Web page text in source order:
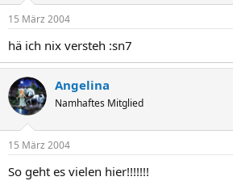
15 März 2004
hä ich nix versteh :sn7
Angelina
Namhaftes Mitglied
15 März 2004
So geht es vielen hier!!!!!!!